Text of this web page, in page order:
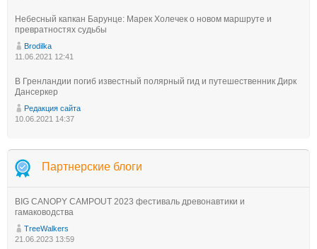
Небесный капкан Барунце: Марек Холечек о новом маршруте и
превратностях судьбы
Brodilka
11.06.2021 12:41
В Гренландии погиб известный полярный гид и путешественник Дирк
Дансеркер
Редакция сайта
10.06.2021 14:37
Партнерские блоги
BIG CANOPY CAMPOUT 2023 фестиваль древонавтики и
гамаководства
TreeWalkers
21.06.2023 13:59